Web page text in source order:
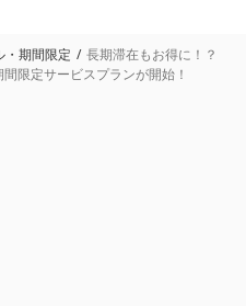
・期間限定
長期滞在もお得に！？
限定サービスプランが開始！